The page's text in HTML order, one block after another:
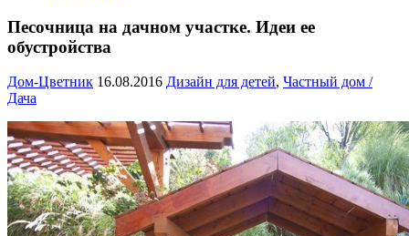
Песочница на дачном участке. Идеи ее
обустройства
Дом-Цветник 16.08.2016 Дизайн для детей, Частный дом /
Дача